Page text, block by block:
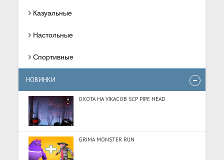
Казуальные
Настольные
Спортивные
НОВИНКИ
ОХОТА НА УЖАСОВ SCP PIPE HEAD
GRIMA MONSTER RUN